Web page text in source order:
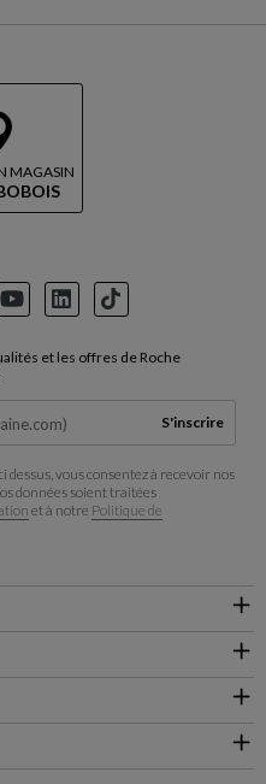
MAGASIN
YoutubeLinkedInTikTok
et les offres de Roche
S'inscrire
dessus, vous consentez à recevoir nos
données soient traitées
et à notre Politique de